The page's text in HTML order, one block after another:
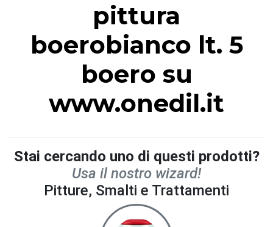
pittura
boerobianco lt. 5
boero su
www.onedil.it
Stai cercando uno di questi prodotti?
Usa il nostro wizard!
Pitture, Smalti e Trattamenti